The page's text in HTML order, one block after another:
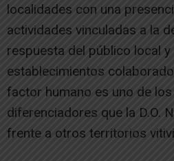
localidades con una
actividades vinculadas a la
respuesta del público local y
establecimientos
factor humano es uno de
diferenciadores que la D.O.
frente a otros territorios